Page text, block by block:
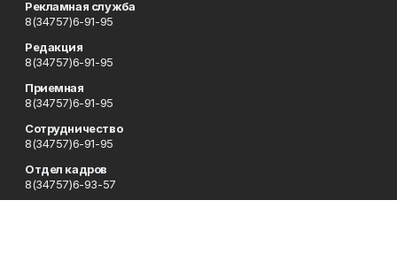
Рекламная служба
8(34757)6-91-95
Редакция
8(34757)6-91-95
Приемная
8(34757)6-91-95
Сотрудничество
8(34757)6-91-95
Отдел кадров
8(34757)6-93-57